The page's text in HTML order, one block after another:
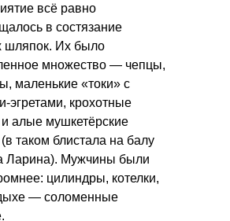
всё равно
в состязание
шляпок. Их было
множество — чепцы,
маленькие «токи» с
эгретами, крохотные
алые мушкетёрские
таком блистала на балу
Ларина). Мужчины были
цилиндры, котелки,
— соломенные